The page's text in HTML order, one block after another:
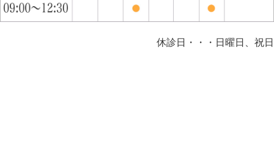
休診日・・・日曜日、祝日